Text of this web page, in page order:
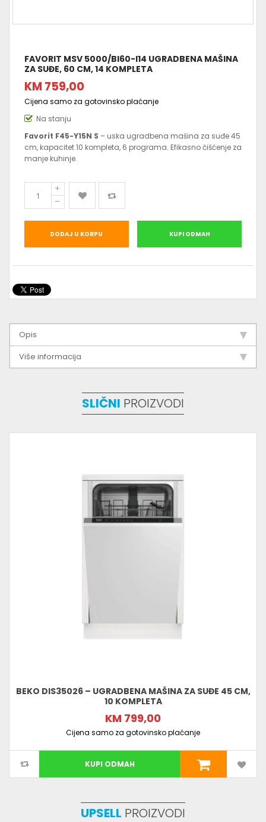
FAVORIT MSV 5000/BI60-I14 UGRADBENA MAŠINA
ZA SUĐE, 60 CM, 14 KOMPLETA
KM 759,00
Cijena samo za gotovinsko plaćanje
Na stanju
Favorit F45-Y15N S – uska ugradbena mašina za suđe 45
cm, kapacitet 10 kompleta, 6 programa. Efikasno čišćenje za
manje kuhinje.
DODAJ U KORPU KUPI ODMAH
Opis
Više informacija
SLIČNI PROIZVODI
BEKO DIS35026 – UGRADBENA MAŠINA ZA SUĐE 45 CM,
10 KOMPLETA
KM 799,00
Cijena samo za gotovinsko plaćanje
KUPI ODMAH
UPSELL PROIZVODI